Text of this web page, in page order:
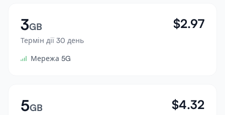
3GB
Термін дії 30 день
$2.97
Мережа 5G
5GB $4.32